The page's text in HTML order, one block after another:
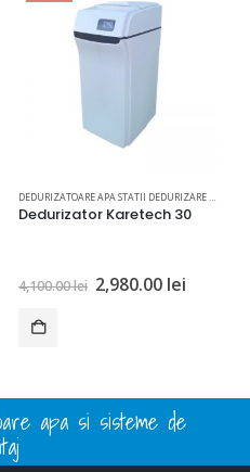
DEDURIZATOARE APA STATII DEDURIZARE APA
Dedurizator Karetech 30
4,100.00lei Prețul
inițial
2,980.00 leiPrețul
apa si sisteme de